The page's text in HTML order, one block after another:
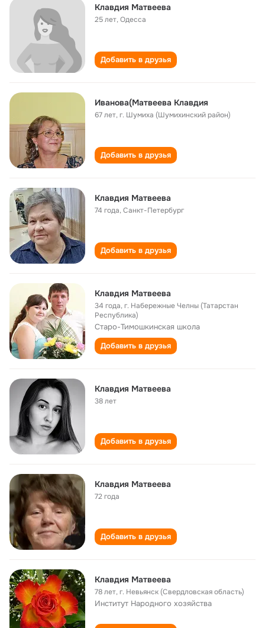
Клавдия Матвеева
25 лет,Одесса
Добавить в друзья
Иванова(Матвеева Клавдия
67 лет,г. Шумиха (Шумихинский район)
Добавить в друзья
Клавдия Матвеева
74 года,Санкт-Петербург
Добавить в друзья
Клавдия Матвеева
34 года,г. Набережные Челны (Татарстан
Республика)
Старо-Тимошкинская школа
Добавить в друзья
Клавдия Матвеева
38 лет
Добавить в друзья
Клавдия Матвеева
72 года
Добавить в друзья
Клавдия Матвеева
78 лет,г. Невьянск (Свердловская область)
Институт Народного хозяйства